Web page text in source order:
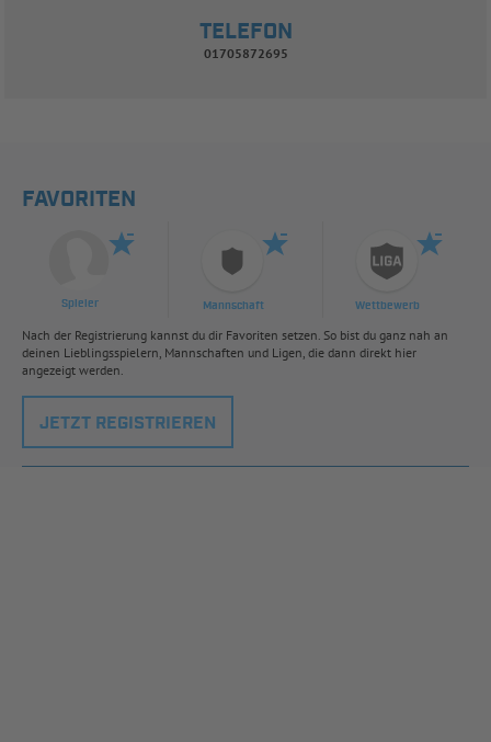
TELEFON
01705872695
FAVORITEN
Spieler Mannschaft Wettbewerb
Nach der Registrierung kannst du dir Favoriten setzen. So bist du ganz nah an
deinen Lieblingsspielern, Mannschaften und Ligen, die dann direkt hier
angezeigt werden.
JETZT REGISTRIEREN